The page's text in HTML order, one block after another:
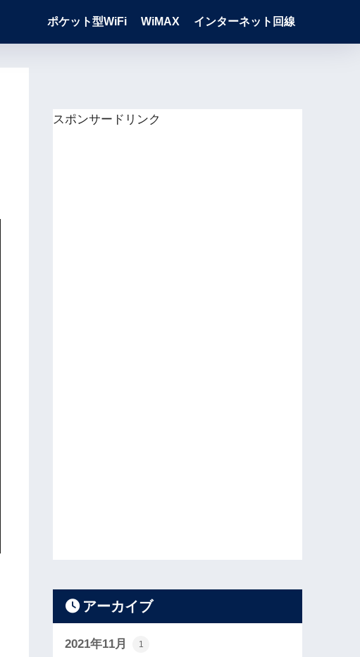
ポケット型WiFi WiMAX インターネット回線
スポンサードリンク
アーカイブ
2021年11月 1